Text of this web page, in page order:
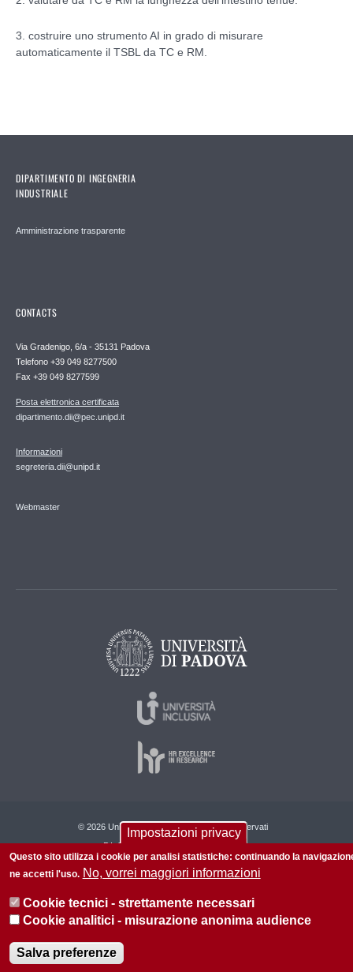
3. costruire uno strumento AI in grado di misurare
automaticamente il TSBL da TC e RM.
DIPARTIMENTO DI INGEGNERIA
INDUSTRIALE
Amministrazione trasparente
CONTACTS
Via Gradenigo, 6/a - 35131 Padova
Telefono +39 049 8277500
Fax +39 049 8277599
Posta elettronica certificata
dipartimento.dii@pec.unipd.it
Informazioni
segreteria.dii@unipd.it
Webmaster
© 2026 Università di Padova - Tutti i diritti riservati
P.I. 00742430283 C.F. 80006480281
Amministrazione trasparente Privacy
Impostazioni privacy
Questo sito utilizza i cookie per analisi statistiche: continuando la
ne accetti l'uso. No, vorrei maggiori informazioni
Cookie tecnici - strettamente necessari
Cookie analitici - misurazione anonima audience
Salva preferenze